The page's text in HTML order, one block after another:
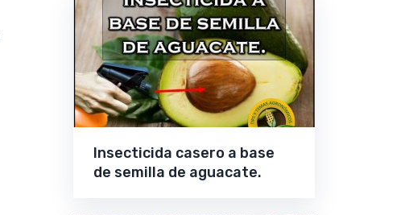
Insecticida casero a base
de semilla de aguacate.